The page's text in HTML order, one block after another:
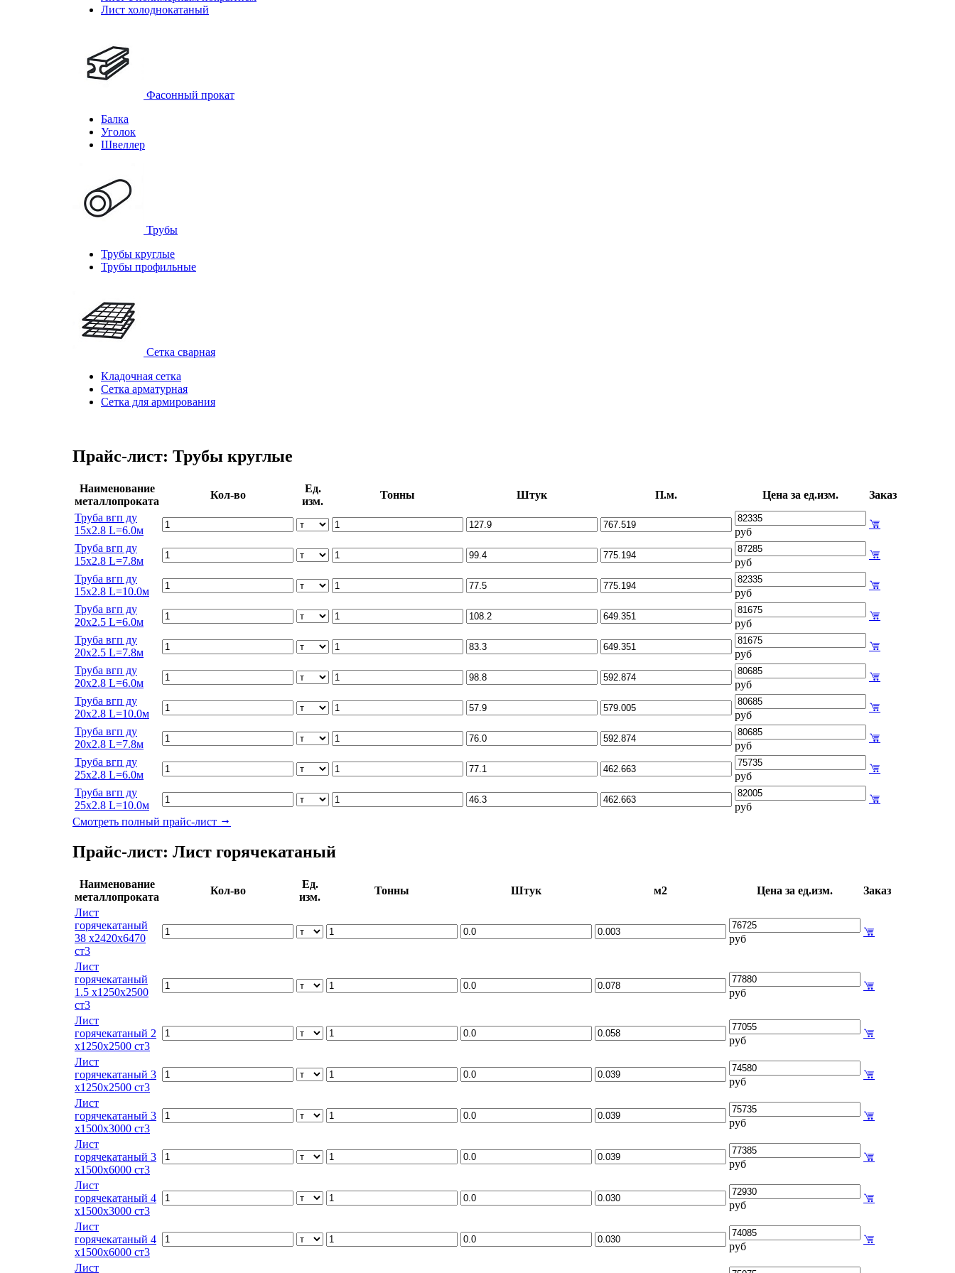
Лист холоднокатаный
Фасонный прокат
Балка
Уголок
Швеллер
Трубы
Трубы круглые
Трубы профильные
Сетка сварная
Кладочная сетка
Сетка арматурная
Сетка для армирования
Прайс-лист: Трубы круглые
Наименование
металлопроката
Кол-во
Ед.
изм.
Тонны Штук П.м. Цена за ед.изм.
Заказ
Труба вгп ду
15х2.8 L=6.0м
руб
Труба вгп ду
15х2.8 L=7.8м
руб
Труба вгп ду
15х2.8 L=10.0м
руб
Труба вгп ду
20х2.5 L=6.0м
руб
Труба вгп ду
20х2.5 L=7.8м
руб
Труба вгп ду
20х2.8 L=6.0м
руб
Труба вгп ду
20х2.8 L=10.0м
руб
Труба вгп ду
20х2.8 L=7.8м
руб
Труба вгп ду
25х2.8 L=6.0м
руб
Труба вгп ду
25х2.8 L=10.0м
руб
Смотреть полный прайс-лист
Прайс-лист: Лист горячекатаный
Наименование
металлопроката
Кол-во
Ед.
изм.
Тонны Штук м2 Цена за ед.изм.
Заказ
Лист
горячекатаный
38 х2420х6470
ст3
руб
Лист
горячекатаный
1.5 х1250х2500
ст3
руб
Лист
горячекатаный 2
х1250х2500 ст3
руб
Лист
горячекатаный 3
х1250х2500 ст3
руб
Лист
горячекатаный 3
х1500х3000 ст3
руб
Лист
горячекатаный 3
х1500х6000 ст3
руб
Лист
горячекатаный 4
х1500х3000 ст3
руб
Лист
горячекатаный 4
х1500х6000 ст3
руб
Лист